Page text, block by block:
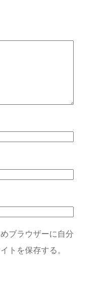
ブラウザーに自分
トを保存する。